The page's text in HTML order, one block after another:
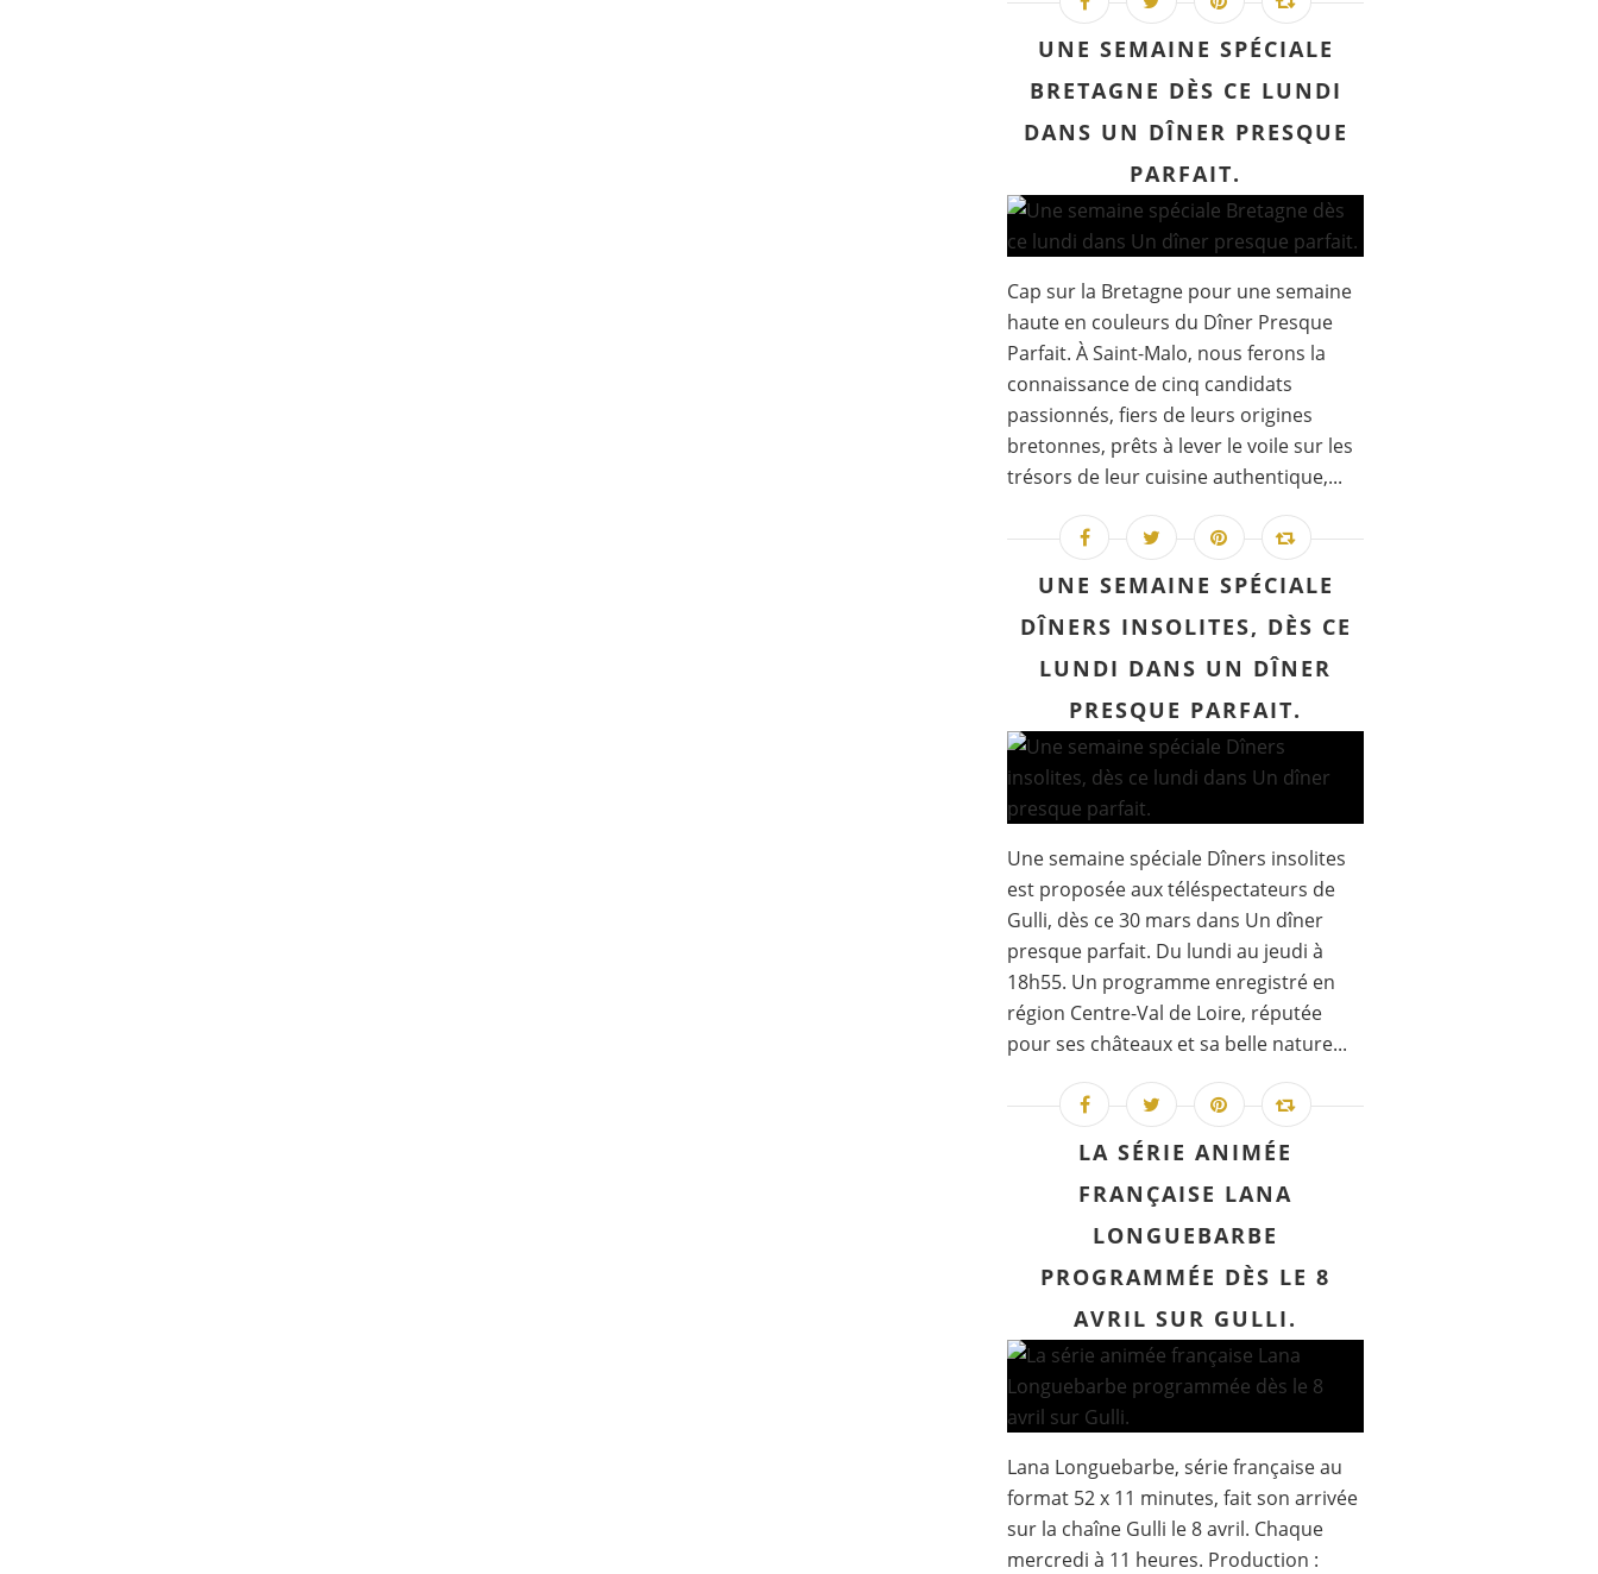
UNE SEMAINE SPÉCIALE
BRETAGNE DÈS CE LUNDI
DANS UN DÎNER PRESQUE
PARFAIT.
Cap sur la Bretagne pour une semaine
haute en couleurs du Dîner Presque
Parfait. À Saint-Malo, nous ferons la
connaissance de cinq candidats
passionnés, fiers de leurs origines
bretonnes, prêts à lever le voile sur les
trésors de leur cuisine authentique,...
UNE SEMAINE SPÉCIALE
DÎNERS INSOLITES, DÈS CE
LUNDI DANS UN DÎNER
PRESQUE PARFAIT.
Une semaine spéciale Dîners insolites
est proposée aux téléspectateurs de
Gulli, dès ce 30 mars dans Un dîner
presque parfait. Du lundi au jeudi à
18h55. Un programme enregistré en
région Centre-Val de Loire, réputée
pour ses châteaux et sa belle nature...
LA SÉRIE ANIMÉE
FRANÇAISE LANA
LONGUEBARBE
PROGRAMMÉE DÈS LE 8
AVRIL SUR GULLI.
Lana Longuebarbe, série française au
format 52 x 11 minutes, fait son arrivée
sur la chaîne Gulli le 8 avril. Chaque
mercredi à 11 heures. Production :